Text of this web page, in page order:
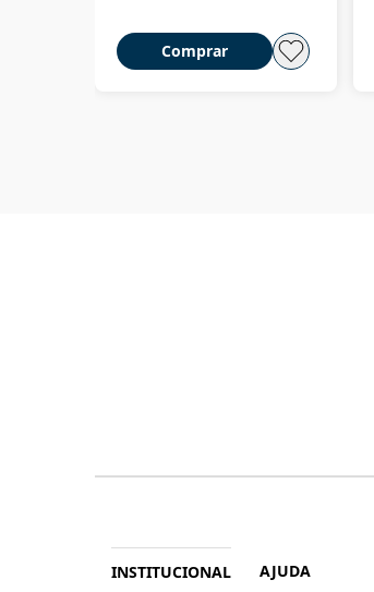
Comprar
INSTITUCIONAL
AJUDA